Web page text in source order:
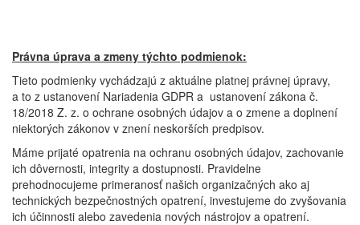
Právna úprava a zmeny týchto podmienok:
Tieto podmienky vychádzajú z aktuálne platnej právnej úpravy,
a to z ustanovení Nariadenia GDPR a ustanovení zákona č.
18/2018 Z. z. o ochrane osobných údajov a o zmene a doplnení
niektorých zákonov v znení neskorších predpisov.
Máme prijaté opatrenia na ochranu osobných údajov, zachovanie
ich dôvernosti, integrity a dostupnosti. Pravidelne
prehodnocujeme primeranosť našich organizačných ako aj
technických bezpečnostných opatrení, investujeme do zvyšovania
ich účinnosti alebo zavedenia nových nástrojov a opatrení.